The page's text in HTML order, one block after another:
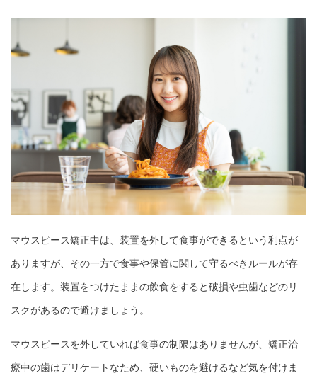
マウスピース矯正中は、装置を外して食事ができるという利点が
ありますが、その一方で食事や保管に関して守るべきルールが存
在します。装置をつけたままの飲食をすると破損や虫歯などのリ
スクがあるので避けましょう。
マウスピースを外していれば食事の制限はありませんが、矯正治
療中の歯はデリケートなため、硬いものを避けるなど気を付けま